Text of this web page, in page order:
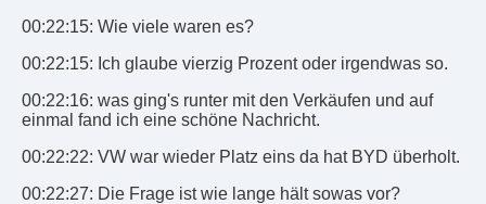
00:22:15: Wie viele waren es?
00:22:15: Ich glaube vierzig Prozent oder irgendwas so.
00:22:16: was ging's runter mit den Verkäufen und auf
einmal fand ich eine schöne Nachricht.
00:22:22: VW war wieder Platz eins da hat BYD überholt.
00:22:27: Die Frage ist wie lange hält sowas vor?